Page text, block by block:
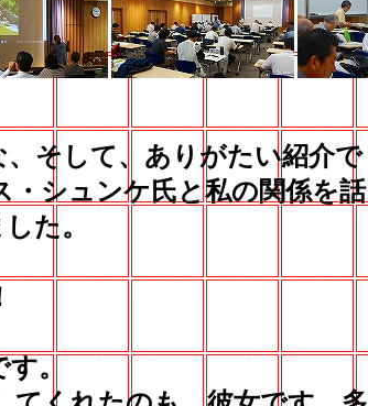
そして、ありがたい紹介
シュンケ氏と私の関係を
た。
。